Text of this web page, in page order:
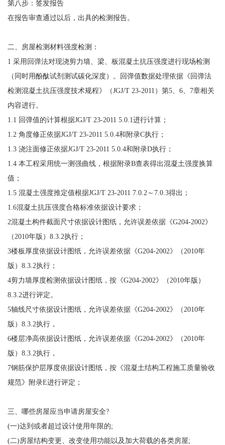
第八步：签发报告
在报告审查通过以后，出具的检测报告。
二、房屋检测材料强度检测：
1 采用回弹法对现浇剪力墙、梁、板混凝土抗压强度进行现场检测
（同时用酚酞试剂测试碳化深度）。回弹值数据处理依据《回弹法
检测混凝土抗压强度技术规程》（JGJ/T 23-2011）第5、6、7章相关
内容进行。
1.1 回弹值的计算根据JGJ/T 23-2011 5.0.1进行计算；
1.2 角度修正依据JGJ/T 23-2011 5.0.4和附录C执行；
1.3 浇注面修正依据JGJ/T 23-2011 5.0.4和附录D执行；
1.4 本工程采用统一测强曲线，根据附录B查表得出混凝土强度换算
值；
1.5 混凝土强度推定值根据JGJ/T 23-2011 7.0.2～7.0.3得出；
1.6混凝土抗压强度合格标准依据设计要求；
2混凝土构件截面尺寸依据设计图纸，允许误差依据《G204-2002》
（2010年版）8.3.2执行；
3楼板厚度依据设计图纸，允许误差依据《G204-2002》（2010年
版）8.3.2执行；
4剪力墙厚度检测依据设计图纸，按《G204-2002》（2010年版）
8.3.2进行评定。
5轴线尺寸依据设计图纸，允许误差依据《G204-2002》（2010年
版）8.3.2执行，
6楼层净高依据设计图纸，允许误差依据《G204-2002》（2010年
版）8.3.2执行，
7钢筋保护层厚度依据设计图纸，按《混凝土结构工程施工质量验收
规范》附录E进行评定；
三、哪些房屋应当申请房屋安全?
(一)达到或者超过设计使用年限的;
(二)房屋结构变更、改变使用功能以及加大荷载的各类房屋;